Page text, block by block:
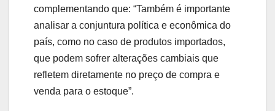
complementando que: “Também é importante
analisar a conjuntura política e econômica do
país, como no caso de produtos importados,
que podem sofrer alterações cambiais que
refletem diretamente no preço de compra e
venda para o estoque”.